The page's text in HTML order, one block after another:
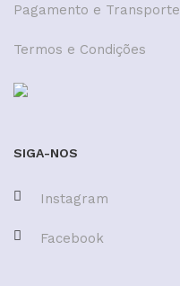
Pagamento e Transporte
Termos e Condições
SIGA-NOS
Instagram
Facebook